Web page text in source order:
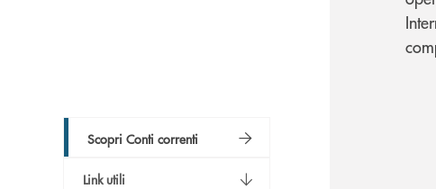
Scopri Conti correnti
Link utili